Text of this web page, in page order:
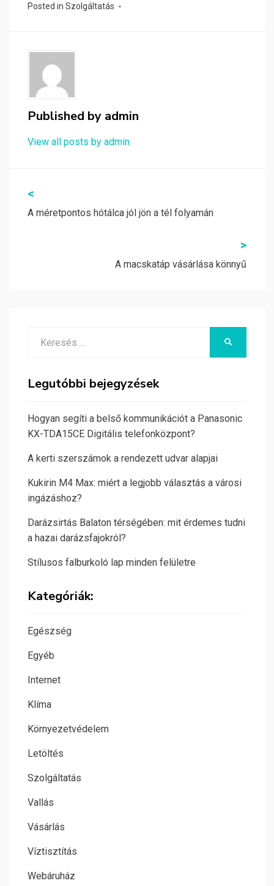
Posted in Szolgáltatás
Published by admin
View all posts by admin
Bejegyzés
navigáció
<
A méretpontos hótálca jól jön a tél folyamán
>
A macskatáp vásárlása könnyű
Legutóbbi bejegyzések
Hogyan segíti a belső kommunikációt a Panasonic
KX-TDA15CE Digitális telefonközpont?
A kerti szerszámok a rendezett udvar alapjai
Kukirin M4 Max: miért a legjobb választás a városi
ingázáshoz?
Darázsirtás Balaton térségében: mit érdemes tudni
a hazai darázsfajokról?
Stílusos falburkoló lap minden felületre
Kategóriák:
Egészség
Egyéb
Internet
Klíma
Környezetvédelem
Letöltés
Szolgáltatás
Vallás
Vásárlás
Víztisztítás
Webáruház